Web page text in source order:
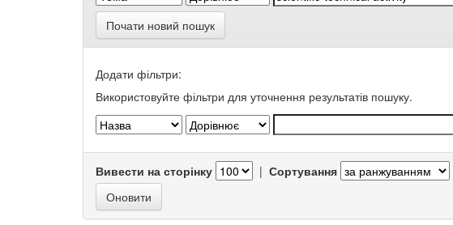
Почати новий пошук
Додати фільтри:
Використовуйте фільтри для уточнення результатів пошуку.
Вивести на сторінку | Сортування